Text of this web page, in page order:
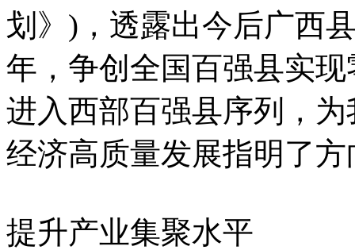
划》)，透露出今后广西
年，争创全国百强县实
进入西部百强县序列，
经济高质量发展指明了
提升产业集聚水平